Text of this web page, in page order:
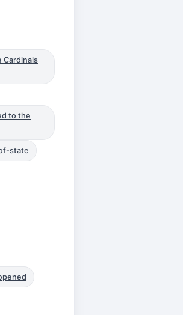
Cardinals
to the
state